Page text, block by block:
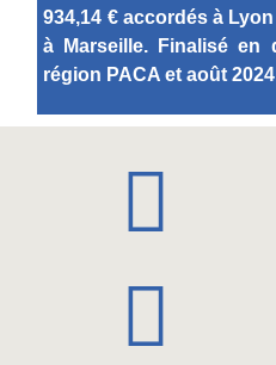
934,14 € accordés à
à Marseille. Finalisé en
région PACA et août